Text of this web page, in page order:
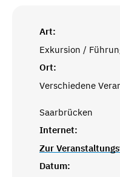
Art:
Exkursion /
Ort:
Verschiedene
Saarbrücken
Internet:
Zur
Datum: